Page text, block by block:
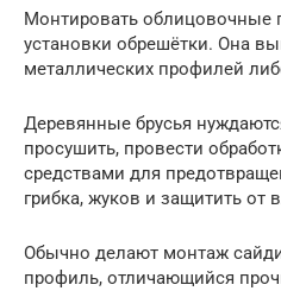
Монтировать облицовочные
установки обрешётки. Она
металлических профилей
Деревянные брусья
просушить, провести
средствами для
грибка, жуков и защитить от
Обычно делают монтаж
профиль, отличающийся